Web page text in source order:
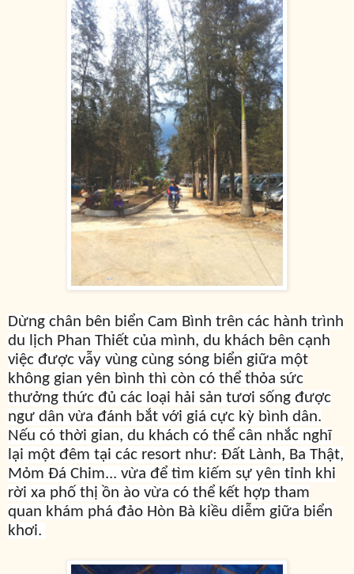
Dừng chân bên biển Cam Bình trên các hành trình
du lịch Phan Thiết của mình, du khách bên cạnh
việc được vẫy vùng cùng sóng biển giữa một
không gian yên bình thì còn có thể thỏa sức
thưởng thức đủ các loại hải sản tươi sống được
ngư dân vừa đánh bắt với giá cực kỳ bình dân.
Nếu có thời gian, du khách có thể cân nhắc nghĩ
lại một đêm tại các resort như: Đất Lành, Ba Thật,
Mỏm Đá Chim... vừa để tìm kiếm sự yên tỉnh khi
rời xa phố thị ồn ào vừa có thể kết hợp tham
quan khám phá đảo Hòn Bà kiều diễm giữa biển
khơi.